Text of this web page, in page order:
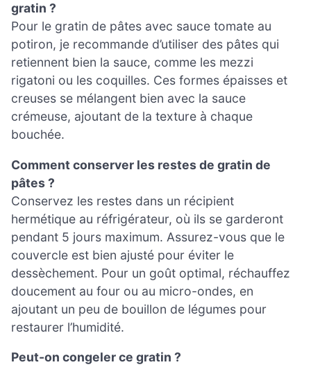
gratin ?
Pour le gratin de pâtes avec sauce tomate au
potiron, je recommande d’utiliser des pâtes qui
retiennent bien la sauce, comme les mezzi
rigatoni ou les coquilles. Ces formes épaisses et
creuses se mélangent bien avec la sauce
crémeuse, ajoutant de la texture à chaque
bouchée.
Comment conserver les restes de gratin de
pâtes ?
Conservez les restes dans un récipient
hermétique au réfrigérateur, où ils se garderont
pendant 5 jours maximum. Assurez-vous que le
couvercle est bien ajusté pour éviter le
dessèchement. Pour un goût optimal, réchauffez
doucement au four ou au micro-ondes, en
ajoutant un peu de bouillon de légumes pour
restaurer l’humidité.
Peut-on congeler ce gratin ?